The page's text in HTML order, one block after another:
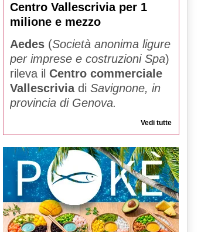
Centro Vallescrivia per 1
milione e mezzo
Aedes (Società anonima ligure
per imprese e costruzioni Spa)
rileva il Centro commerciale
Vallescriviadi Savignone, in
provincia di Genova.
Vedi tutte